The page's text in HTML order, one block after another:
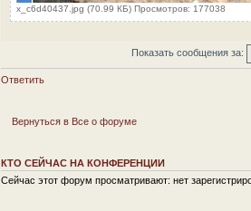
x_c6d40437.jpg (70.99 КБ) Просмотров: 177038
Показать сообщения за:
Ответить
Вернуться в Все о форуме
КТО СЕЙЧАС НА КОНФЕРЕНЦИИ
Сейчас этот форум просматривают: нет